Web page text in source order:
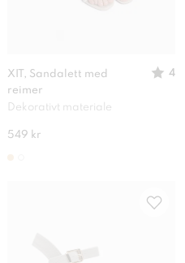
XIT, Sandalett med
reimer
4
Dekorativt materiale
549 kr